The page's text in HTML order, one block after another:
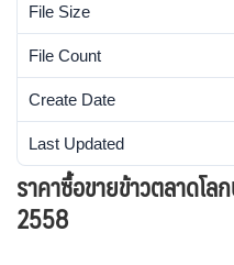
File Size
File Count
Create Date
Last Updated
ราคาซื้อขายข้าวตลาดโ
2558